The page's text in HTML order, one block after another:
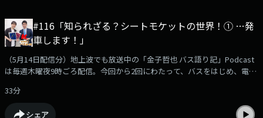
ス路線探検家・バス停探検隊のみ）
#116「知られざる？シートモケットの世界！① …発
車します！」
（5月14日配信分）地上波でも放送中の「金子哲也 バス語り記」Podcast
は毎週木曜夜9時ごろ配信。今回から2回にわたって、バスをはじめ、電車
に、シートモケットの時代による変遷やどのようにしてデザインが決まる
のかなどたっぷりお話を伺っています。Podcast限定のおまけ企画「バス
33分
シェア